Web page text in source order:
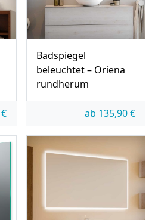
€
Badspiegel
beleuchtet – Oriena
rundherum
ab 135,90€